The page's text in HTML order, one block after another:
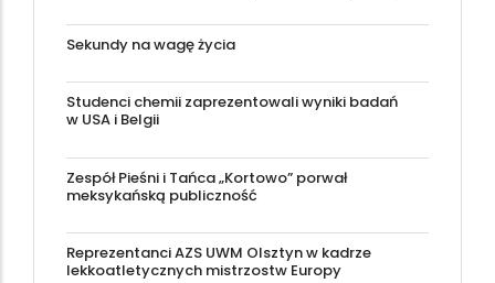
Sekundy na wagę życia
Studenci chemii zaprezentowali wyniki badań
w USA i Belgii
Zespół Pieśni i Tańca „Kortowo” porwał
meksykańską publiczność
Reprezentanci AZS UWM Olsztyn w kadrze
lekkoatletycznych mistrzostw Europy